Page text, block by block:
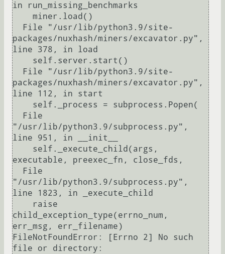
in run_missing_benchmarks
packages/nuxhash/miners/excavator.py",
line 378, in load
packages/nuxhash/miners/excavator.py",
line 112, in start
"/usr/lib/python3.9/subprocess.py",
line 951, in __init__
executable, preexec_fn, close_fds,
"/usr/lib/python3.9/subprocess.py",
line 1823, in _execute_child
child_exception_type(errno_num,
err_msg, err_filename)
FileNotFoundError: [Errno 2] No such
file or directory: